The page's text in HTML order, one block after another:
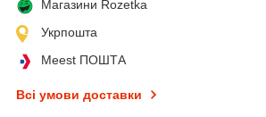
Магазини Rozetka
Укрпошта
Meest ПОШТА
Всі умови доставки